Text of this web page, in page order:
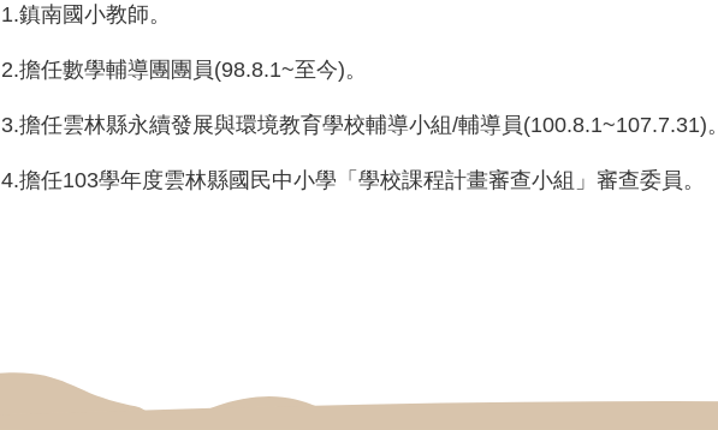
1.鎮南國小教師。
2.擔任數學輔導團團員(98.8.1~至今)。
3.擔任雲林縣永續發展與環境教育學校輔導小組/輔導員(100.8.1~107.7.31)。
4.擔任103學年度雲林縣國民中小學「學校課程計畫審查小組」審查委員。